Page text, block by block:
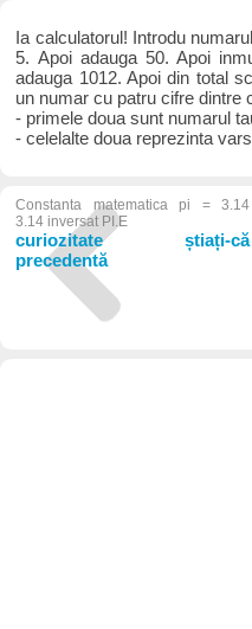
Ia calculatorul! Introdu
5. Apoi adauga 50. Apoi
adauga 1012. Apoi din total
un numar cu patru cifre dintre
- primele doua sunt numarul
- celelalte doua reprezinta
Constanta matematica pi = 3.14
3.14 inversat PI.E
curiozitate știați-că
precedentă